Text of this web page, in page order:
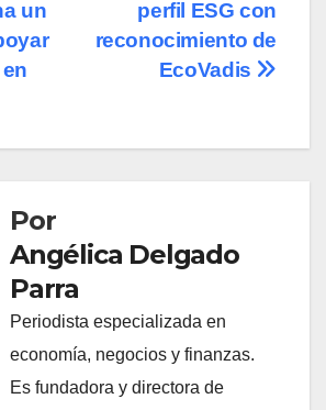
perfil ESG con
reconocimiento de
EcoVadis
un
Por
Angélica Delgado
Parra
Periodista especializada en
economía, negocios y finanzas.
Es fundadora y directora de